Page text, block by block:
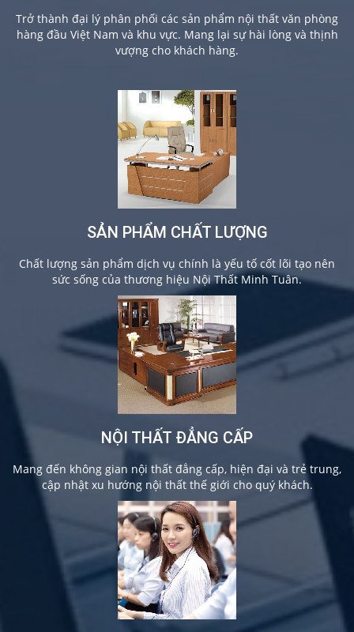
Trở thành đại lý phân phối các sản phẩm nội thất văn phòng
hàng đầu Việt Nam và khu vực. Mang lại sự hài lòng và thịnh
vượng cho khách hàng.
SẢN PHẨM CHẤT LƯỢNG
Chất lượng sản phẩm dịch vụ chính là yếu tố cốt lõi tạo nên
sức sống của thương hiệu Nội Thất Minh Tuân.
NỘI THẤT ĐẲNG CẤP
Mang đến không gian nội thất đẳng cấp, hiện đại và trẻ trung,
cập nhật xu hướng nội thất thế giới cho quý khách.